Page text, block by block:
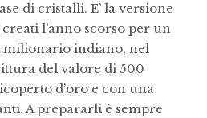
di cristalli. E’ la versione
creati l’anno scorso per un
milionario indiano, nel
del valore di 500
d’oro e con una
A prepararli è sempre